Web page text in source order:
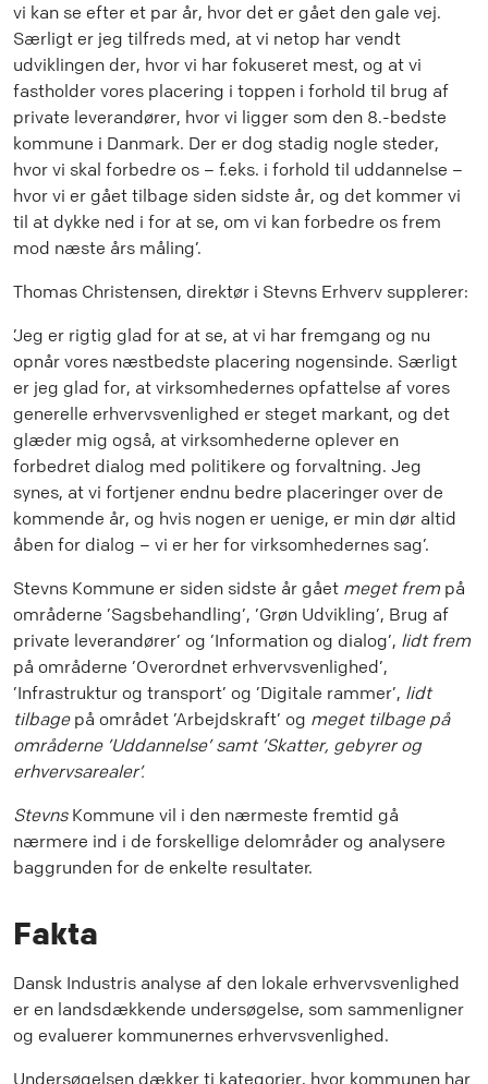
vi kan se efter et par år, hvor det er gået den gale vej.
Særligt er jeg tilfreds med, at vi netop har vendt
udviklingen der, hvor vi har fokuseret mest, og at vi
fastholder vores placering i toppen i forhold til brug af
private leverandører, hvor vi ligger som den 8.-bedste
kommune i Danmark. Der er dog stadig nogle steder,
hvor vi skal forbedre os – f.eks. i forhold til uddannelse –
hvor vi er gået tilbage siden sidste år, og det kommer vi
til at dykke ned i for at se, om vi kan forbedre os frem
mod næste års måling’.
Thomas Christensen, direktør i Stevns Erhverv supplerer:
’Jeg er rigtig glad for at se, at vi har fremgang og nu
opnår vores næstbedste placering nogensinde. Særligt
er jeg glad for, at virksomhedernes opfattelse af vores
generelle erhvervsvenlighed er steget markant, og det
glæder mig også, at virksomhederne oplever en
forbedret dialog med politikere og forvaltning. Jeg
synes, at vi fortjener endnu bedre placeringer over de
kommende år, og hvis nogen er uenige, er min dør altid
åben for dialog – vi er her for virksomhedernes sag’.
Stevns Kommune er siden sidste år gået meget frem på
områderne ’Sagsbehandling’, ’Grøn Udvikling’, Brug af
private leverandører’ og ’Information og dialog’, lidt frem
på områderne ’Overordnet erhvervsvenlighed’,
’Infrastruktur og transport’ og ’Digitale rammer’, lidt
tilbagepå området ’Arbejdskraft’ og meget tilbage på
områderne ’Uddannelse’ samt ’Skatter, gebyrer og
erhvervsarealer’.
StevnsKommune vil i den nærmeste fremtid gå
nærmere ind i de forskellige delområder og analysere
baggrunden for de enkelte resultater.
Fakta
Dansk Industris analyse af den lokale erhvervsvenlighed
er en landsdækkende undersøgelse, som sammenligner
og evaluerer kommunernes erhvervsvenlighed.
Undersøgelsen dækker ti kategorier, hvor kommunen har